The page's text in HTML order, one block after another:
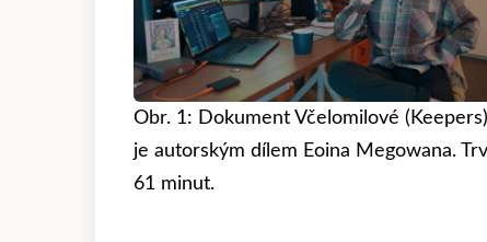
Obr. 1: Dokument Včelomilové (Keepers)
je autorským dílem Eoina Megowana.
61 minut.